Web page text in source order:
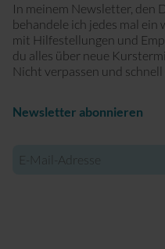
In meinem Newsletter, den
behandele ich jedes mal ein
mit Hilfestellungen und
du alles über neue
Nicht verpassen und schnell
Newsletter abonnieren
Mail-